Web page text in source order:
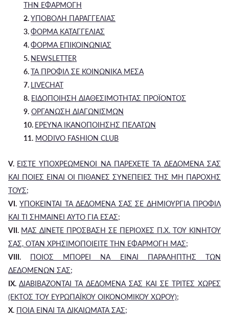
ΤΗΝ ΕΦΑΡΜΟΓΗ
2.ΥΠΟΒΟΛΗ ΠΑΡΑΓΓΕΛΙΑΣ
3.ΦΟΡΜΑ ΚΑΤΑΓΓΕΛΙΑΣ
4.ΦΟΡΜΑ ΕΠΙΚΟΙΝΩΝΙΑΣ
5. NEWSLETTER
6.ΤΑ ΠΡΟΦΙΛ ΣΕ ΚΟΙΝΩΝΙΚΑ ΜΕΣΑ
7. LIVECHAT
8. ΕΙΔΟΠΟΙΗΣΗ ΔΙΑΘΕΣΙΜΟΤΗΤΑΣ ΠΡΟΪΟΝΤΟΣ
9. ΟΡΓΑΝΩΣΗ ΔΙΑΓΩΝΙΣΜΩΝ
10. ΕΡΕΥΝΑ ΙΚΑΝΟΠΟΙΗΣΗΣ ΠΕΛΑΤΩΝ
11. MODIVO FASHION CLUB
V. ΕΙΣΤΕ ΥΠΟΧΡΕΩΜΕΝΟΙ ΝΑ ΠΑΡΕΧΕΤΕ ΤΑ ΔΕΔΟΜΕΝΑ ΣΑΣ
ΚΑΙ ΠΟΙΕΣ ΕΙΝΑΙ ΟΙ ΠΙΘΑΝΕΣ ΣΥΝΕΠΕΙΕΣ ΤΗΣ ΜΗ ΠΑΡΟΧΗΣ
ΤΟΥΣ;
VI. ΥΠΟΚΕΙΝΤΑΙ ΤΑ ΔΕΔΟΜΕΝΑ ΣΑΣ ΣΕ ΔΗΜΙΟΥΡΓΙΑ ΠΡΟΦΙΛ
ΚΑΙ ΤΙ ΣΗΜΑΙΝΕΙ ΑΥΤΟ ΓΙΑ ΕΣΑΣ;
VII. ΜΑΣ ΔΙΝΕΤΕ ΠΡΟΣΒΑΣΗ ΣΕ ΠΕΡΙΟΧΕΣ Π.Χ. ΤΟΥ ΚΙΝΗΤΟΥ
ΣΑΣ, ΟΤΑΝ ΧΡΗΣΙΜΟΠΟΙΕΙΤΕ ΤΗΝ ΕΦΑΡΜΟΓΗ ΜΑΣ;
VIII.
ΠΟΙΟΣ ΜΠΟΡΕΙ ΝΑ ΕΙΝΑΙ ΠΑΡΑΛΗΠΤΗΣ ΤΩΝ
ΔΕΔΟΜΕΝΩΝ ΣΑΣ;
IX. ΔΙΑΒΙΒΑΖΟΝΤΑΙ ΤΑ ΔΕΔΟΜΕΝΑ ΣΑΣ ΚΑΙ ΣΕ ΤΡΙΤΕΣ ΧΩΡΕΣ
(ΕΚΤΟΣ ΤΟΥ ΕΥΡΩΠΑΪΚΟΥ ΟΙΚΟΝΟΜΙΚΟΥ ΧΩΡΟΥ);
X. ΠΟΙΑ ΕΙΝΑΙ ΤΑ ΔΙΚΑΙΩΜΑΤΑ ΣΑΣ;